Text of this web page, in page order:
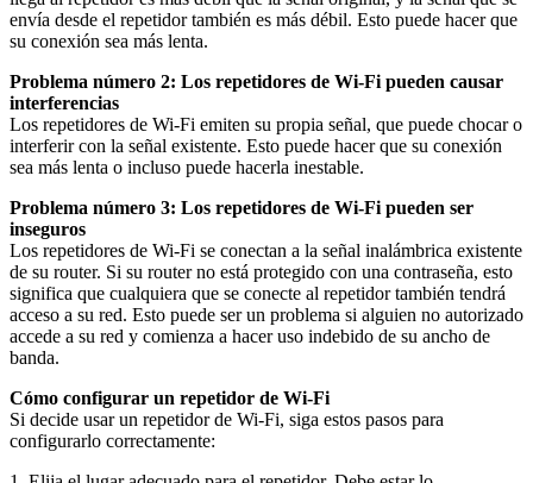
envía desde el repetidor también es más débil. Esto puede hacer que
su conexión sea más lenta.
Problema número 2: Los repetidores de Wi-Fi pueden causar
interferencias
Los repetidores de Wi-Fi emiten su propia señal, que puede chocar o
interferir con la señal existente. Esto puede hacer que su conexión
sea más lenta o incluso puede hacerla inestable.
Problema número 3: Los repetidores de Wi-Fi pueden ser
inseguros
Los repetidores de Wi-Fi se conectan a la señal inalámbrica existente
de su router. Si su router no está protegido con una contraseña, esto
significa que cualquiera que se conecte al repetidor también tendrá
acceso a su red. Esto puede ser un problema si alguien no autorizado
accede a su red y comienza a hacer uso indebido de su ancho de
banda.
Cómo configurar un repetidor de Wi-Fi
Si decide usar un repetidor de Wi-Fi, siga estos pasos para
configurarlo correctamente: